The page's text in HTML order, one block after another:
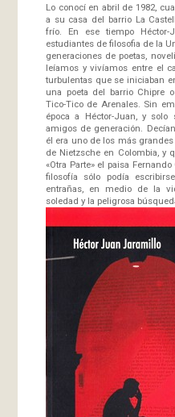
Lo conocí en abril de 1982,
a su casa del barrio La
frío. En ese tiempo
estudiantes de filosofia de la
generaciones de poetas,
leíamos y vivíamos entre el
turbulentas que se iniciaban
una poeta del barrio Chipre
Tico-Tico de Arenales. Sin
época a Héctor-Juan, y
amigos de generación.
él era uno de los más
de Nietzsche en Colombia, y
«Otra Parte» el paisa
filosofía sólo podía
entrañas, en medio de la
soledad y la peligrosa